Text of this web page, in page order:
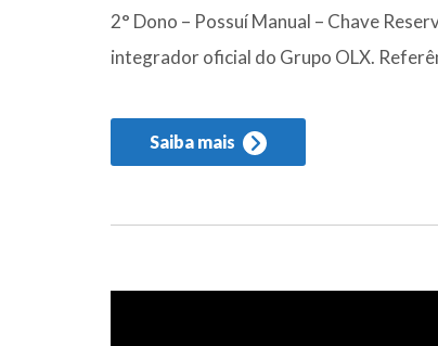
2° Dono – Possuí Manual – Chave
integrador oficial do Grupo OLX.
Saiba mais